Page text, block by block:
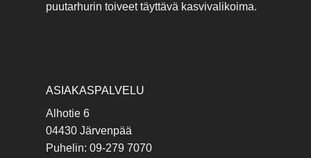
puutarhurin toiveet täyttävä kasvivalikoima.
ASIAKASPALVELU
Alhotie 6
04430 Järvenpää
Puhelin: 09-279 7070